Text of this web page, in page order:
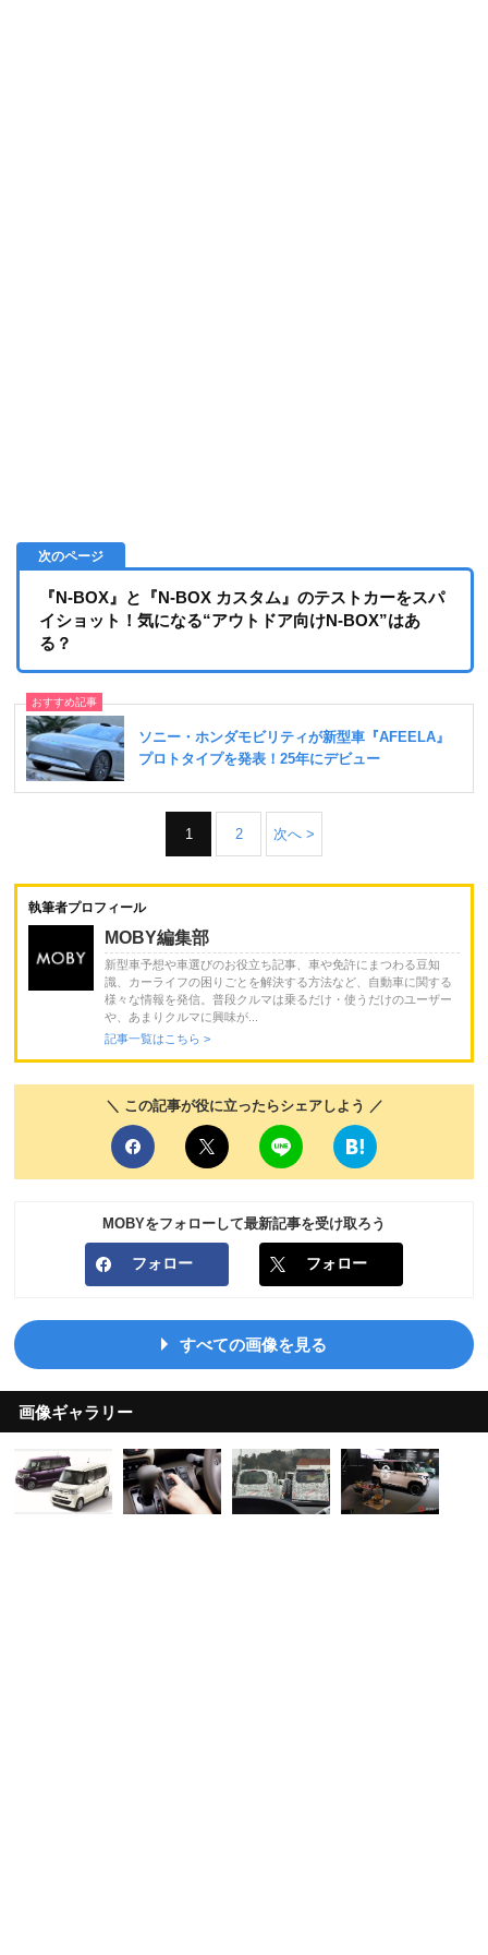
『N-BOX』と『N-BOX カスタム』のテストカーをスパ
イショット！気になる“アウトドア向けN-BOX”はあ
る？
1 2 次へ >
執筆者プロフィール
MOBY編集部
新型車予想や車選びのお役立ち記事、車や免許にまつわる豆知
識、カーライフの困りごとを解決する方法など、自動車に関する
様々な情報を発信。普段クルマは乗るだけ・使うだけのユーザー
や、あまりクルマに興味が...
記事一覧はこちら >
＼ この記事が役に立ったらシェアしよう ／
MOBYをフォローして最新記事を受け取ろう
フォロー フォロー
すべての画像を見る
画像ギャラリー